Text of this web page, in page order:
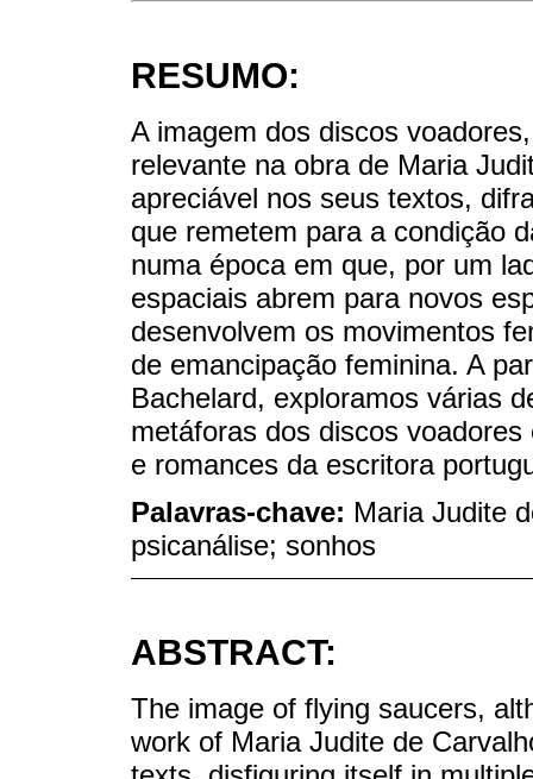
RESUMO:
A imagem dos discos
relevante na obra de Maria
apreciável nos seus textos,
que remetem para a condição
numa época em que, por um
espaciais abrem para novos
desenvolvem os movimentos
de emancipação feminina. A
Bachelard, exploramos várias
metáforas dos discos
e romances da escritora
Palavras-chave: Maria Judite
psicanálise; sonhos
ABSTRACT:
The image of flying saucers,
work of Maria Judite de